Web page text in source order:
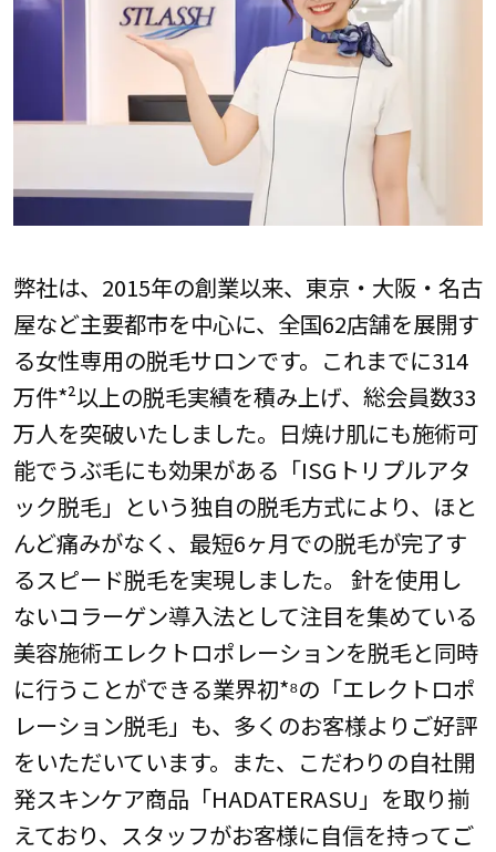
弊社は、2015年の創業以来、東京・大阪・名古
屋など主要都市を中心に、全国62店舗を展開す
る女性専用の脱⽑サロンです。これまでに314
万件*²以上の脱⽑実績を積み上げ、総会員数33
万人を突破いたしました。日焼け肌にも施術可
能でうぶ⽑にも効果がある「ISGトリプルアタ
ック脱⽑」という独自の脱⽑方式により、ほと
んど痛みがなく、最短6ヶ月での脱⽑が完了す
るスピード脱⽑を実現しました。 針を使用し
ないコラーゲン導入法として注目を集めている
美容施術エレクトロポレーションを脱⽑と同時
に行うことができる業界初*⁸の「エレクトロポ
レーション脱⽑」も、多くのお客様よりご好評
をいただいています。また、こだわりの自社開
発スキンケア商品「HADATERASU」を取り揃
えており、スタッフがお客様に自信を持ってご